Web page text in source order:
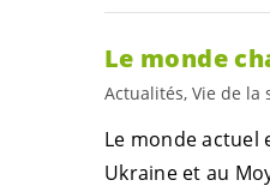
Le monde
Actualités, Vie de la
Le monde actuel
Ukraine et au